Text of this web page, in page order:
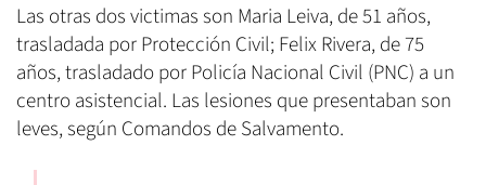
Las otras dos victimas son Maria Leiva, de 51 años,
trasladada por Protección Civil; Felix Rivera, de 75
años, trasladado por Policía Nacional Civil (PNC) a un
centro asistencial. Las lesiones que presentaban son
leves, según Comandos de Salvamento.